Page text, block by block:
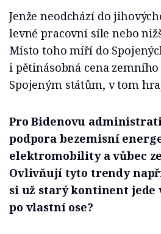
Jenže neodchází do
levné pracovní síle nebo
Místo toho míří do
i pětinásobná cena
Spojeným státům, v tom
Pro Bidenovu
podpora bezemisní
elektromobility a vůbec
Ovlivňují tyto trendy
si už starý kontinent jede
po vlastní ose?